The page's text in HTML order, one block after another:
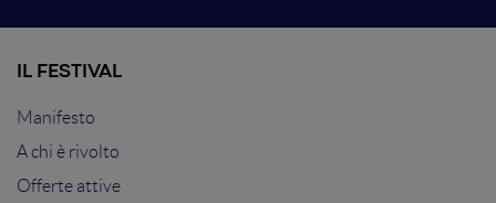
IL FESTIVAL
Manifesto
A chi è rivolto
Offerte attive